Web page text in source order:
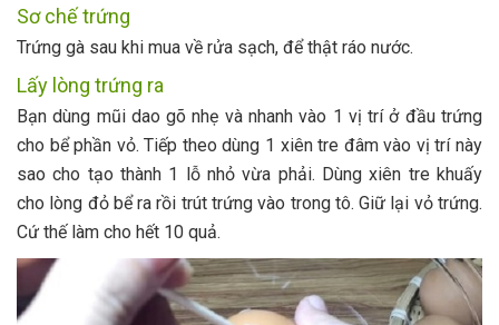
Sơ chế trứng
Trứng gà sau khi mua về rửa sạch, để thật ráo nước.
Lấy lòng trứng ra
Bạn dùng mũi dao gõ nhẹ và nhanh vào 1 vị trí ở đầu trứng
cho bể phần vỏ. Tiếp theo dùng 1 xiên tre đâm vào vị trí này
sao cho tạo thành 1 lỗ nhỏ vừa phải. Dùng xiên tre khuấy
cho lòng đỏ bể ra rồi trút trứng vào trong tô. Giữ lại vỏ trứng.
Cứ thế làm cho hết 10 quả.